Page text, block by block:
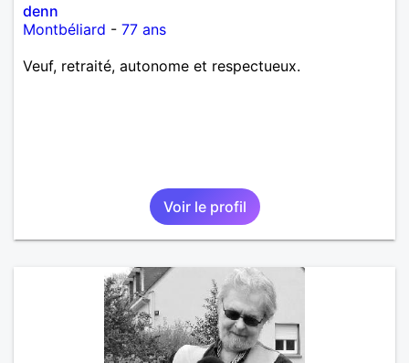
denn
Montbéliard - 77 ans
Veuf, retraité, autonome et respectueux.
Voir le profil